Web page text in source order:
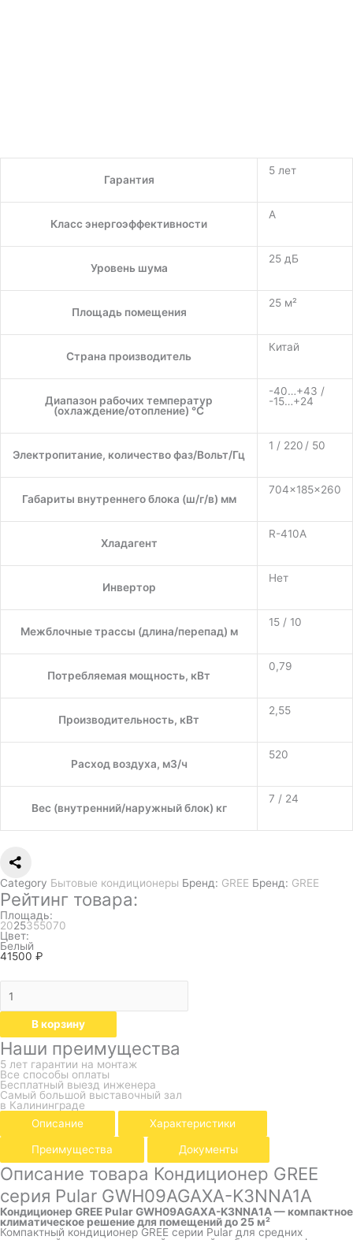
Гарантия
5 лет
Класс энергоэффективности
A
Уровень шума
25 дБ
Площадь помещения
25 м²
Страна производитель
Китай
Диапазон рабочих температур
(охлаждение/отопление) °C
-40…+43 /
-15…+24
Электропитание, количество фаз/Вольт/Гц
1 / 220 / 50
Габариты внутреннего блока (ш/г/в) мм
704×185×260
Хладагент
R-410A
Инвертор
Нет
Межблочные трассы (длина/перепад) м
15 / 10
Потребляемая мощность, кВт
0,79
Производительность, кВт
2,55
Расход воздуха, м3/ч
520
Вес (внутренний/наружный блок) кг
7 / 24
Category Бытовые кондиционеры Бренд: GREE Бренд: GREE
Рейтинг товара:
Площадь:
2025355070
Цвет:
Белый
41500 ₽
В корзину
Наши преимущества
5 лет гарантии на монтаж
Все способы оплаты
Бесплатный выезд инженера
Самый большой выставочный зал
в Калининграде
Описание
Характеристики
Преимущества Документы
Описание товара Кондиционер GREE
серия Pular GWH09AGAXA-K3NNA1A
Кондиционер GREE Pular GWH09AGAXA-K3NNA1A — компактное
климатическое решение для помещений до 25 м²
Компактный кондиционер GREE серии Pular для средних